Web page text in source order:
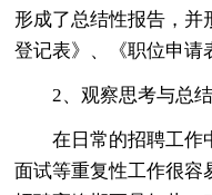
形成了总结性报告，并
登记表》、《职位申请
2、观察思考与总
在日常的招聘工作
面试等重复性工作很容